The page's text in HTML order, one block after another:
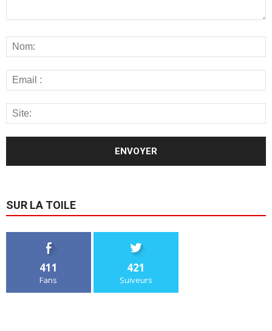
SUR LA TOILE
411
Fans
421
Suiveurs